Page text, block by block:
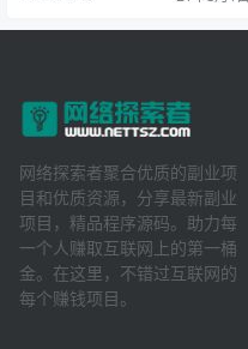
的网盘服务慢慢的消失了，包括有
能因为成本等问题对网盘有严格的
限速…
网络探索者聚合优质的副业项
目和优质资源，分享最新副业
项目，精品程序源码。助力每
一个人赚取互联网上的第一桶
金。在这里，不错过互联网的
每个赚钱项目。